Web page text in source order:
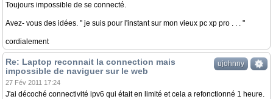
Toujours impossible de se connecté.
Avez- vous des idées. " je suis pour l'instant sur mon vieux pc xp pro . . . "
cordialement
ujohnny
Re: Laptop reconnait la connection mais
impossible de naviguer sur le web
27 Fév 2011 17:24
J'ai décoché connectivité ipv6 qui était en limité et cela a refonctionné 1 heure.